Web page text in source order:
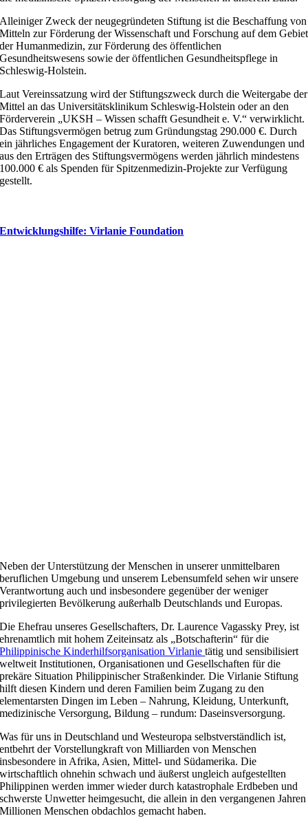
Alleiniger Zweck der neugegründeten Stiftung ist die Beschaffung von
Mitteln zur Förderung der Wissenschaft und Forschung auf dem Gebiet
der Humanmedizin, zur Förderung des öffentlichen
Gesundheitswesens sowie der öffentlichen Gesundheitspflege in
Schleswig-Holstein.
Laut Vereinssatzung wird der Stiftungszweck durch die Weitergabe der
Mittel an das Universitätsklinikum Schleswig-Holstein oder an den
Förderverein „UKSH – Wissen schafft Gesundheit e. V.“ verwirklicht.
Das Stiftungsvermögen betrug zum Gründungstag 290.000 €. Durch
ein jährliches Engagement der Kuratoren, weiteren Zuwendungen und
aus den Erträgen des Stiftungsvermögens werden jährlich mindestens
100.000 € als Spenden für Spitzenmedizin-Projekte zur Verfügung
gestellt.
Entwicklungshilfe: Virlanie Foundation
Neben der Unterstützung der Menschen in unserer unmittelbaren
beruflichen Umgebung und unserem Lebensumfeld sehen wir unsere
Verantwortung auch und insbesondere gegenüber der weniger
privilegierten Bevölkerung außerhalb Deutschlands und Europas.
Die Ehefrau unseres Gesellschafters, Dr. Laurence Vagassky Prey, ist
ehrenamtlich mit hohem Zeiteinsatz als „Botschafterin“ für die
Philippinische Kinderhilfsorganisation Virlanietätig und sensibilisiert
weltweit Institutionen, Organisationen und Gesellschaften für die
prekäre Situation Philippinischer Straßenkinder. Die Virlanie Stiftung
hilft diesen Kindern und deren Familien beim Zugang zu den
elementarsten Dingen im Leben – Nahrung, Kleidung, Unterkunft,
medizinische Versorgung, Bildung – rundum: Daseinsversorgung.
Was für uns in Deutschland und Westeuropa selbstverständlich ist,
entbehrt der Vorstellungkraft von Milliarden von Menschen
insbesondere in Afrika, Asien, Mittel- und Südamerika. Die
wirtschaftlich ohnehin schwach und äußerst ungleich aufgestellten
Philippinen werden immer wieder durch katastrophale Erdbeben und
schwerste Unwetter heimgesucht, die allein in den vergangenen Jahren
Millionen Menschen obdachlos gemacht haben.